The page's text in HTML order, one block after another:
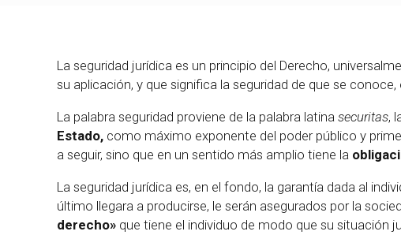
La seguridad jurídica es un principio del Derecho,
su aplicación, y que significa la seguridad de que se
La palabra seguridad proviene de la palabra latina securitas,
Estado, como máximo exponente del poder público y
a seguir, sino que en un sentido más amplio tiene la
La seguridad jurídica es, en el fondo, la garantía dada al
último llegara a producirse, le serán asegurados por la
derecho» que tiene el individuo de modo que su situación